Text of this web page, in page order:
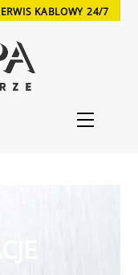
KABLOWY 24/7
Menu